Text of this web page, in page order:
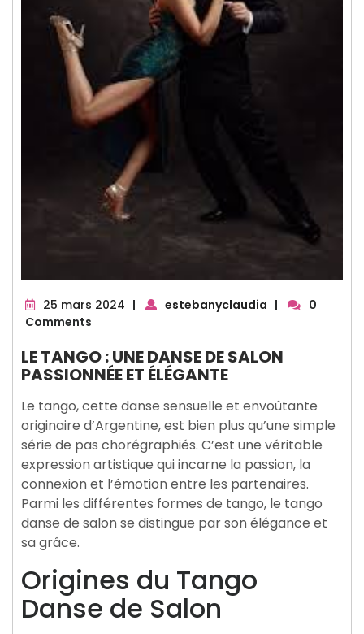
25 mars 2024 25
| estebanyclaudia |
0
Comments
LE TANGO : UNE DANSE DE SALON
PASSIONNÉE ET ÉLÉGANTE
Le tango, cette danse sensuelle et envoûtante
originaire d’Argentine, est bien plus qu’une simple
série de pas chorégraphiés. C’est une véritable
expression artistique qui incarne la passion, la
connexion et l’émotion entre les partenaires.
Parmi les différentes formes de tango, le tango
danse de salon se distingue par son élégance et
sa grâce.
Origines du Tango
Danse de Salon